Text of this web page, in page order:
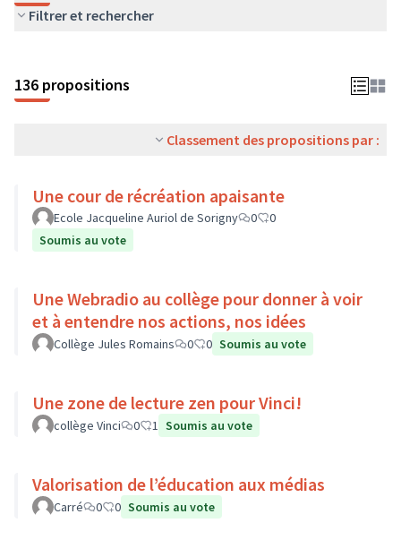
Filtrer et rechercher
136 propositions
Classement des propositions par :
Une cour de récréation apaisante
Ecole Jacqueline Auriol de Sorigny 0
0
Soumis au vote
Une Webradio au collège pour donner à voir
et à entendre nos actions, nos idées
Collège Jules Romains 0 0 Soumis au vote
Une zone de lecture zen pour Vinci!
collège Vinci 0 1 Soumis au vote
Valorisation de l’éducation aux médias
Carré 0 0 Soumis au vote